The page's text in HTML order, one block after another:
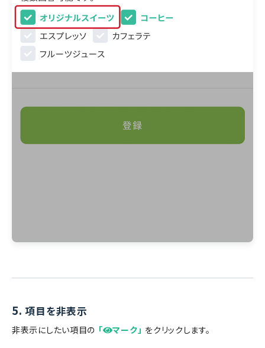
5. 項目を非表示
非表示にしたい項目の 「 マーク」 をクリックします。